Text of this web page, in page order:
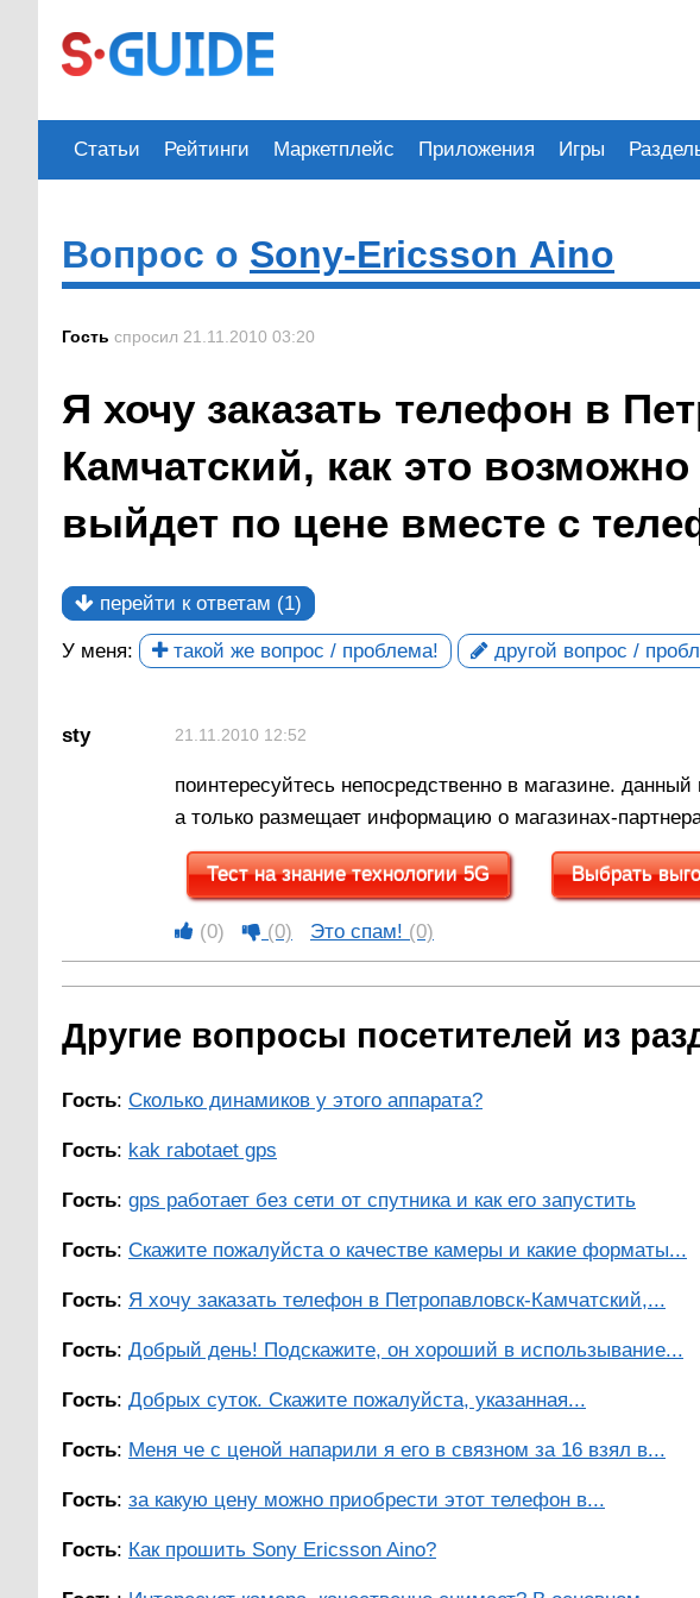
Статьи Рейтинги Маркетплейс Приложения Игры
Вопрос о Sony-Ericsson Aino
Гость спросил 21.11.2010 03:20
Я хочу заказать телефон в
Камчатский, как это
выйдет по цене вместе с
перейти к ответам (1)
У меня: такой же вопрос / проблема! другой вопрос /
sty 21.11.2010 12:52
поинтересуйтесь непосредственно в магазине.
а только размещает информацию о магазинах-
Тест на знание технологии 5G Выбрать
(0) (0) Это спам! (0)
Другие вопросы посетителей из
Гость: Сколько динамиков у этого аппарата?
Гость: kak rabotaet gps
Гость: gps работает без сети от спутника и как его запустить
Гость: Скажите пожалуйста о качестве камеры и какие форматы...
Гость: Я хочу заказать телефон в Петропавловск-Камчатский,...
Гость: Добрый день! Подскажите, он хороший в использывание...
Гость: Добрых суток. Скажите пожалуйста, указанная...
Гость: Меня че с ценой напарили я его в связном за 16 взял в...
Гость: за какую цену можно приобрести этот телефон в...
Гость: Как прошить Sony Ericsson Aino?